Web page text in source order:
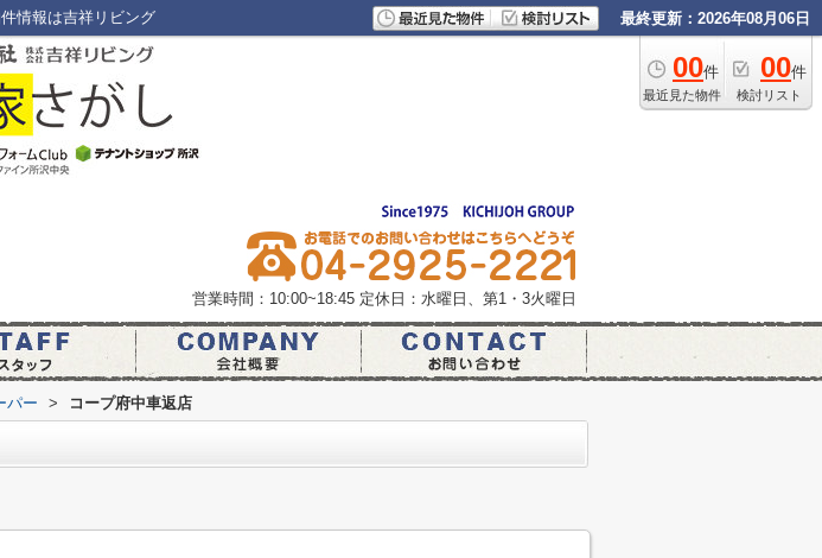
情報は吉祥リビング 最終更新：2026年08月06日
00件
最近見た物件
00件
検討リスト
営業時間：10:00~18:45 定休日：水曜日、第1・3火曜日
パー > コープ府中車返店